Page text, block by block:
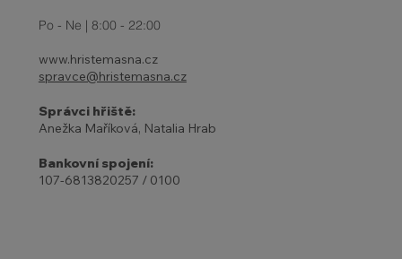
Po - Ne | 8:00 - 22:00
www.hristemasna.cz
spravce@hristemasna.cz
Správci hřiště:
Anežka Maříková, Natalia Hrab
Bankovní spojení:
107-6813820257 / 0100